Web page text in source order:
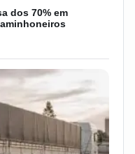
dos 70% em